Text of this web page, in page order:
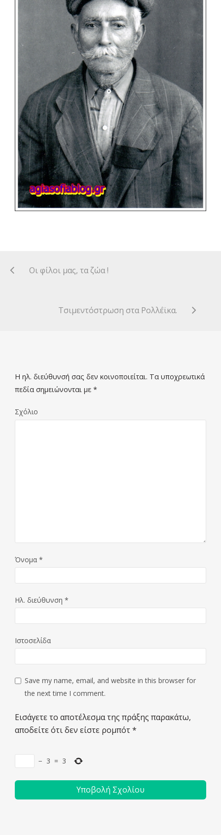
Οι φίλοι μας, τα ζώα !
Τσιμεντόστρωση στα Ρολλέϊκα.
Η ηλ. διεύθυνσή σας δεν κοινοποιείται. Τα υποχρεωτικά
πεδία σημειώνονται με *
Σχόλιο
Όνομα *
Ηλ. διεύθυνση *
Ιστοσελίδα
Save my name, email, and website in this browser for
the next time I comment.
Εισάγετε το αποτέλεσμα της πράξης παρακάτω,
αποδείτε ότι δεν είστε ρομπότ*
− 3 = 3